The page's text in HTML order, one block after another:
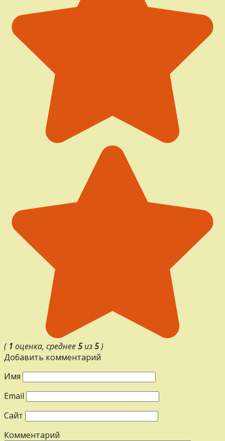
( 1 оценка, среднее5из5)
Добавить комментарий
Имя
Email
Сайт
Комментарий